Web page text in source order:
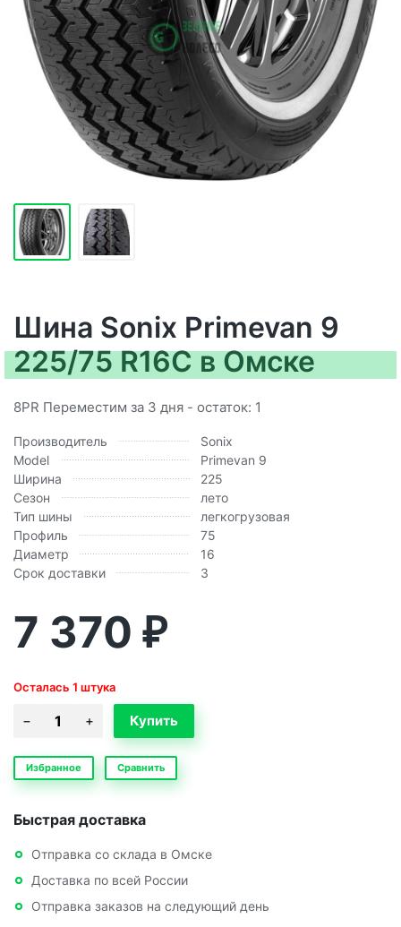
Шина Sonix Primevan 9
225/75 R16C в Омске
8PR Переместим за 3 дня - остаток: 1
Производитель
Sonix
Model
Primevan 9
Ширина
225
Сезон
лето
Тип шины
легкогрузовая
Профиль
75
Диаметр
16
Срок доставки
3
7 370 ₽
Осталась 1 штука
Избранное Сравнить
Быстрая доставка
Отправка со склада в Омске
Доставка по всей России
Отправка заказов на следующий день